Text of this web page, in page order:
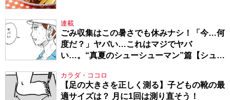
連載
ごみ収集はこの暑さでも休みナシ！「今…何
度だ？」ヤバい…これはマジでヤバ
い…。“真夏のシューシューマン”篇【シュー
カラダ・ココロ
【足の大きさを正しく測る】子どもの靴の最
適サイズは？ 月に1回は測り直そう！